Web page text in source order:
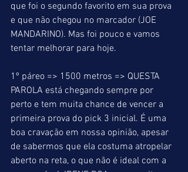
que foi o segundo favorito em sua prova
e que não chegou no marcador (JOE
MANDARINO). Mas foi pouco e vamos
tentar melhorar para hoje.
1º páreo => 1500 metros => QUESTA
PAROLA está chegando sempre por
perto e tem muita chance de vencer a
primeira prova do pick 3 inicial. É uma
boa cravação em nossa opinião, apesar
de sabermos que ela costuma atropelar
aberto na reta, o que não é ideal com a